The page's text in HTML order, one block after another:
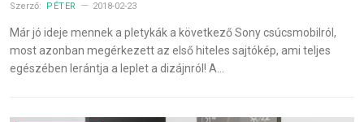
Szerző: PÉTER 2018-02-23
Már jó ideje mennek a pletykák a következő Sony csúcsmobilról,
most azonban megérkezett az első hiteles sajtókép, ami teljes
egészében lerántja a leplet a dizájnról! A…